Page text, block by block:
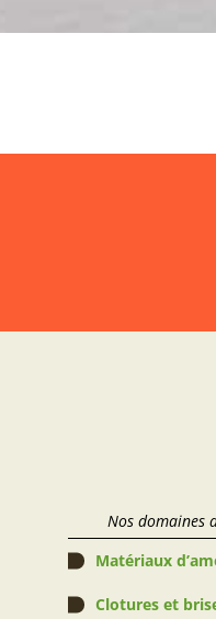
Nos domaines
Matériaux
Clotures et